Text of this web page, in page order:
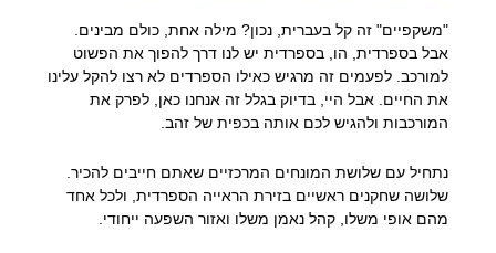
"משקפיים" זה קל בעברית, נכון? מילה אחת, כולם מבינים.
אבל בספרדית, הו, בספרדית יש לנו דרך להפוך את הפשוט
למורכב. לפעמים זה מרגיש כאילו הספרדים לא רצו להקל עלינו
את החיים. אבל היי, בדיוק בגלל זה אנחנו כאן, לפרק את
המורכבות ולהגיש לכם אותה בכפית של זהב.
נתחיל עם שלושת המונחים המרכזיים שאתם חייבים להכיר.
שלושה שחקנים ראשיים בזירת הראייה הספרדית, ולכל אחד
מהם אופי משלו, קהל נאמן משלו ואזור השפעה ייחודי.